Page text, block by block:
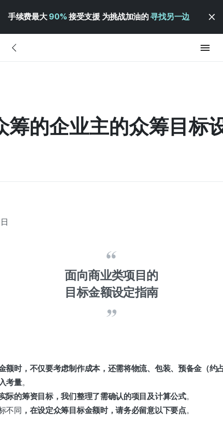
手续费最大 90% 接受支援 为挑战加油的寻找另一边
筹的企业主的众筹目标
面向商业类项目的
目标金额设定指南
额时，不仅要考虑制作成本，还需将物流、包装、预备金（约
考量。
际的筹资目标，我们整理了需确认的项目及计算公式。
不同 ，在设定众筹目标金额时，请务必留意以下要点。